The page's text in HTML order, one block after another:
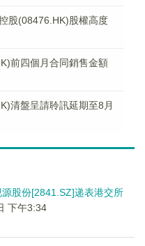
股(08476.HK)股權高度
前四個月合同銷售金額
清盤呈請聆訊延期至8月
源股份[2841.SZ]递表港交所
下午3:34